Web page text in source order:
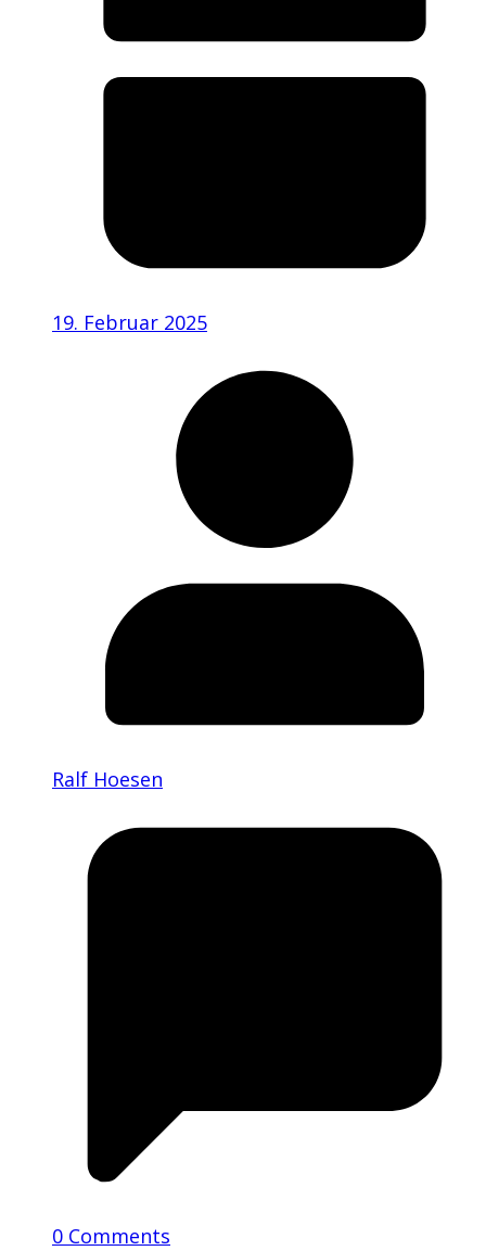
19. Februar 2025
Ralf Hoesen
0 Comments